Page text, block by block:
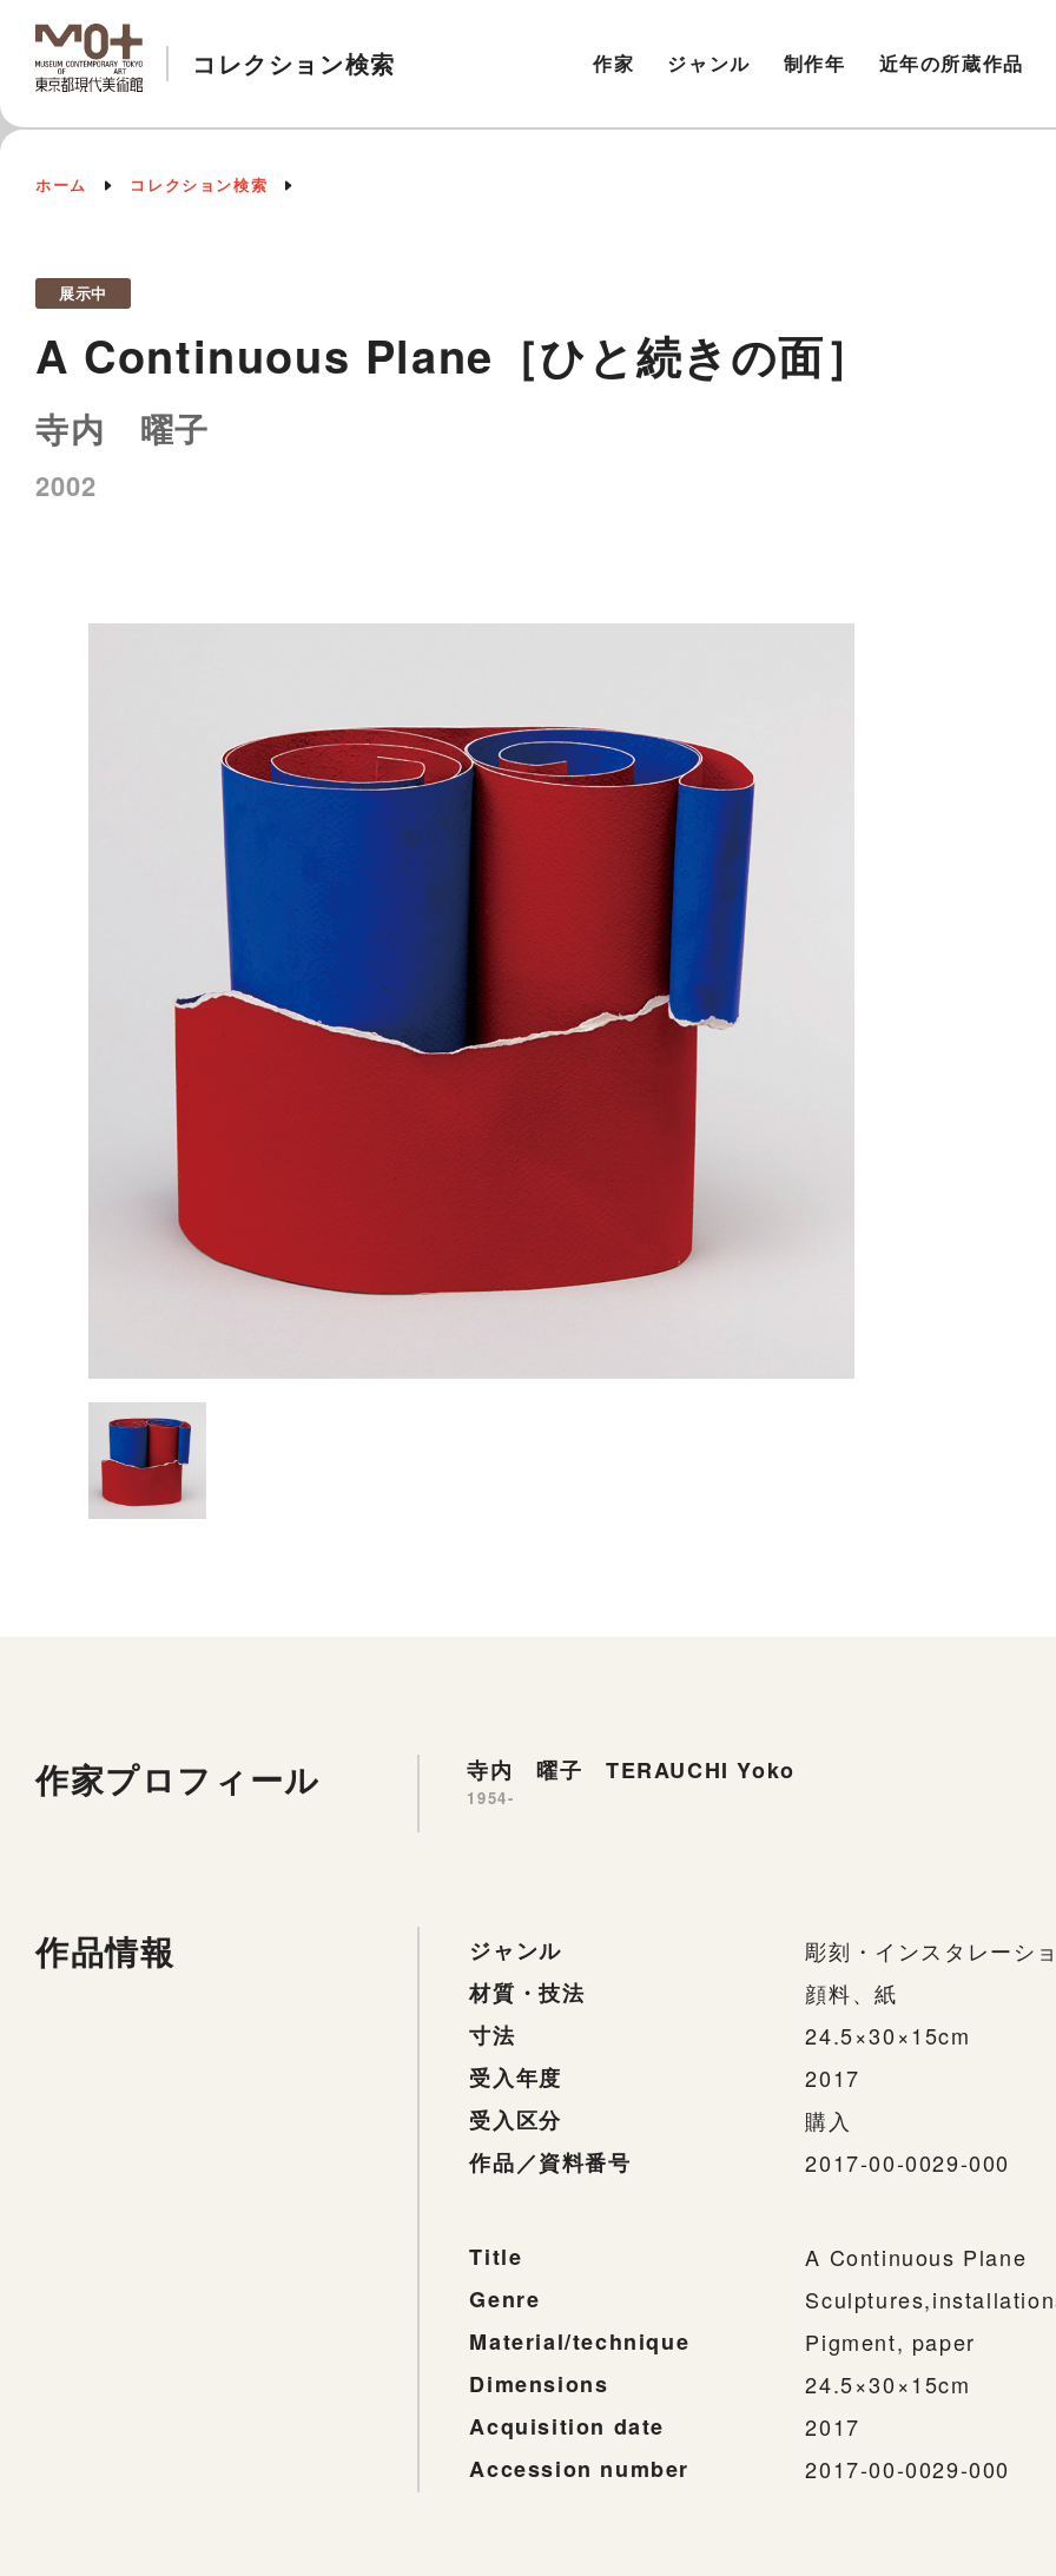
コレクション検索 作家 ジャンル 制作年 近年の所蔵作品
ホーム コレクション検索
展示中
A Continuous Plane［ひと続きの面］
寺内 曜子
2002
作家プロフィール 寺内 曜子 TERAUCHI Yoko
1954-
作品情報 ジャンル
彫刻・インスタレーシ
材質・技法
顔料、紙
寸法
24.5×30×15cm
受入年度
2017
受入区分
購入
作品／資料番号
2017-00-0029-000
Title
A Continuous Plane
Genre
Material/technique
Pigment, paper
Dimensions
24.5×30×15cm
Acquisition date
2017
Accession number
2017-00-0029-000